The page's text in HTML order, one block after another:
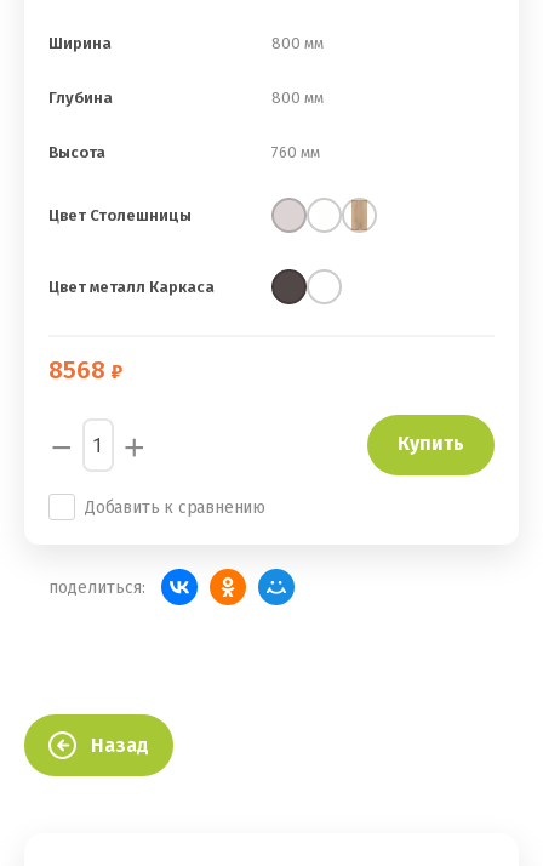
Ширина 800 мм
Глубина 800 мм
Высота 760 мм
Цвет Столешницы
Цвет металл Каркаса
8568
− + Купить
Добавить к сравнению
поделиться:
Назад